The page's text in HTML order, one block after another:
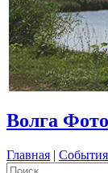
Волга Фото
Главная | События